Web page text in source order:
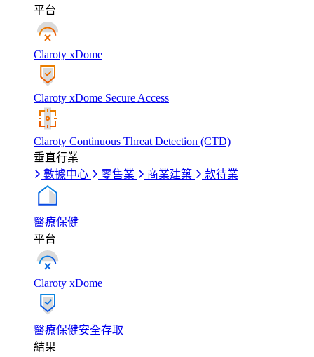
平台
Claroty xDome
Claroty xDome Secure Access
Claroty Continuous Threat Detection (CTD)
垂直行業
數據中心
零售業 商業建築 款待業
醫療保健
平台
Claroty xDome
醫療保健安全存取
結果